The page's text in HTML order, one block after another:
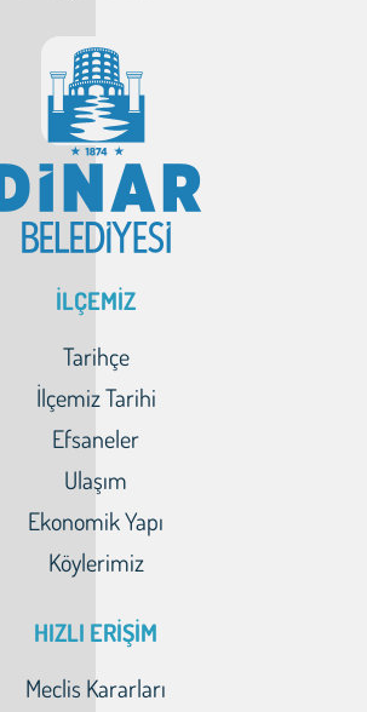
İLÇEMİZ
Tarihçe
İlçemiz Tarihi
Efsaneler
Ulaşım
Ekonomik Yapı
Köylerimiz
HIZLI ERİŞİM
Meclis Kararları